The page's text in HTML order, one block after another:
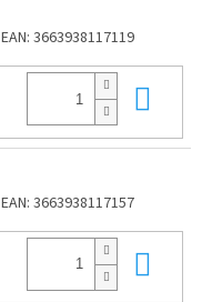
EAN: 3663938117119
EAN: 3663938117157